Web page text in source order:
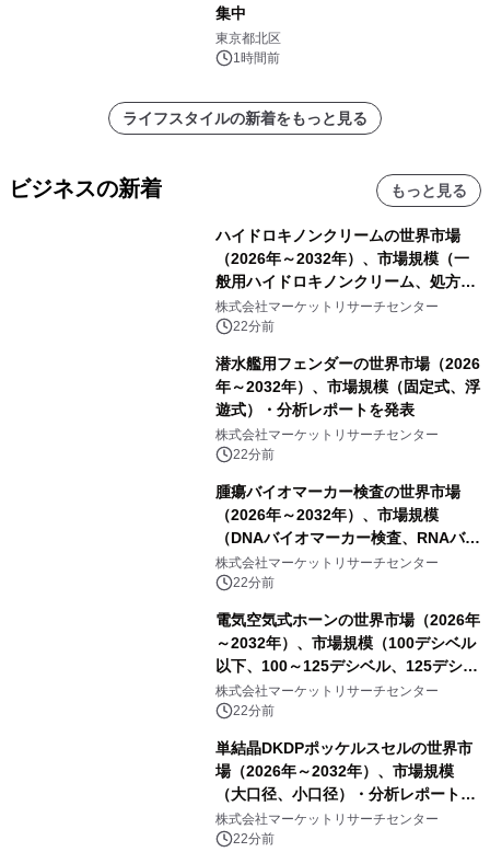
集中
東京都北区
1時間前
ライフスタイルの新着をもっと見る
ビジネスの新着 もっと見る
ハイドロキノンクリームの世界市場
（2026年～2032年）、市場規模（一
般用ハイドロキノンクリーム、処方用
ハイドロキノンクリーム）・分析レポ
ートを発表
株式会社マーケットリサーチセンター
22分前
潜水艦用フェンダーの世界市場（2026
年～2032年）、市場規模（固定式、浮
遊式）・分析レポートを発表
株式会社マーケットリサーチセンター
22分前
腫瘍バイオマーカー検査の世界市場
（2026年～2032年）、市場規模
（DNAバイオマーカー検査、RNAバイ
オマーカー検査、タンパク質バイオマ
ーカー検査、細胞ベースのバイオマー
査）・分析レポートを発表
株式会社マーケットリサーチセンター
22分前
電気空気式ホーンの世界市場（2026年
～2032年）、市場規模（100デシベル
以下、100～125デシベル、125デシベ
ル以上）・分析レポートを発表
株式会社マーケットリサーチセンター
22分前
単結晶DKDPポッケルスセルの世界市
場（2026年～2032年）、市場規模
（大口径、小口径）・分析レポートを
発表
株式会社マーケットリサーチセンター
22分前